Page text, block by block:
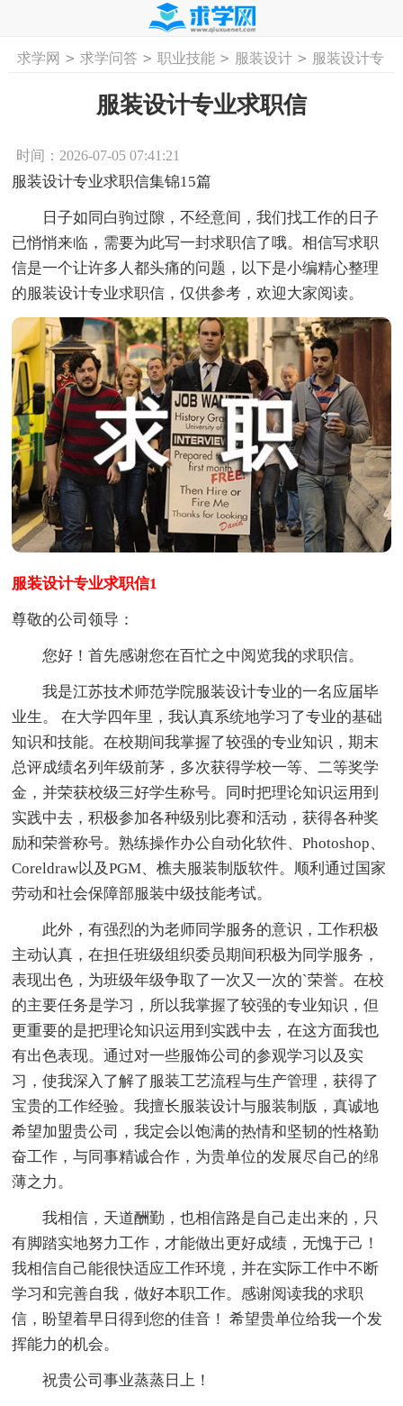
首页 工作计划 活动计划 学习计划
求学网 > 求学问答 > 职业技能 > 服装设计 > 服装设计专
服装设计专业求职信
时间：2026-07-05 07:41:21
服装设计专业求职信集锦15篇
日子如同白驹过隙，不经意间，我们找工作的日子
已悄悄来临，需要为此写一封求职信了哦。相信写求职
信是一个让许多人都头痛的问题，以下是小编精心整理
的服装设计专业求职信，仅供参考，欢迎大家阅读。
服装设计专业求职信1
尊敬的公司领导：
您好！首先感谢您在百忙之中阅览我的求职信。
我是江苏技术师范学院服装设计专业的一名应届毕
业生。 在大学四年里，我认真系统地学习了专业的基础
知识和技能。在校期间我掌握了较强的专业知识，期末
总评成绩名列年级前茅，多次获得学校一等、二等奖学
金，并荣获校级三好学生称号。同时把理论知识运用到
实践中去，积极参加各种级别比赛和活动，获得各种奖
励和荣誉称号。熟练操作办公自动化软件、Photoshop、
Coreldraw以及PGM、樵夫服装制版软件。顺利通过国家
劳动和社会保障部服装中级技能考试。
此外，有强烈的为老师同学服务的意识，工作积极
主动认真，在担任班级组织委员期间积极为同学服务，
表现出色，为班级年级争取了一次又一次的`荣誉。在校
的主要任务是学习，所以我掌握了较强的专业知识，但
更重要的是把理论知识运用到实践中去，在这方面我也
有出色表现。通过对一些服饰公司的参观学习以及实
习，使我深入了解了服装工艺流程与生产管理，获得了
宝贵的工作经验。我擅长服装设计与服装制版，真诚地
希望加盟贵公司，我定会以饱满的热情和坚韧的性格勤
奋工作，与同事精诚合作，为贵单位的发展尽自己的绵
薄之力。
我相信，天道酬勤，也相信路是自己走出来的，只
有脚踏实地努力工作，才能做出更好成绩，无愧于己！
我相信自己能很快适应工作环境，并在实际工作中不断
学习和完善自我，做好本职工作。感谢阅读我的求职
信，盼望着早日得到您的佳音！ 希望贵单位给我一个发
挥能力的机会。
祝贵公司事业蒸蒸日上！